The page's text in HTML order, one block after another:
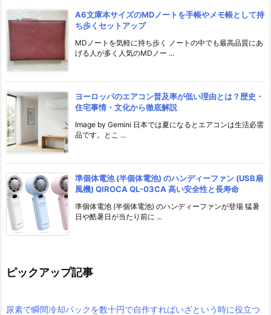
A6文庫本サイズのMDノートを手帳やメモ帳として持
ち歩くセットアップ
MDノートを気軽に持ち歩く ノートの中でも最高品質にあ
げる人が多く人気のMDノー ...
ヨーロッパのエアコン普及率が低い理由とは？歴史・
住宅事情・文化から徹底解説
Image by Gemini 日本では夏になるとエアコンは生活必需
品です。とこ ...
準個体電池 (半個体電池) のハンディーファン (USB扇
風機) QIROCA QL-03CA 高い安全性と長寿命
準個体電池 (半個体電池) のハンディーファンが登場 猛暑
日や酷暑日が当たり前に ...
ピックアップ記事
尿素で瞬間冷却パックを数十円で自作すればいざという時に役立つ